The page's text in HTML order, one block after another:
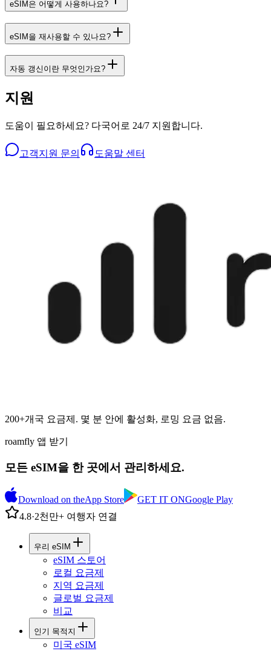
eSIM은 어떻게 사용하나요?
eSIM을 재사용할 수 있나요?
자동 갱신이란 무엇인가요?
지원
도움이 필요하세요? 다국어로 24/7 지원합니다.
고객지원 문의 도움말 센터
200+개국 요금제. 몇 분 안에 활성화, 로밍 요금 없음.
roamfly 앱 받기
모든 eSIM을 한 곳에서 관리하세요.
Download on theApp Store GET IT ONGoogle Play
4.8·2천만+ 여행자 연결
우리 eSIM
eSIM 스토어
로컬 요금제
지역 요금제
글로벌 요금제
비교
인기 목적지
미국 eSIM